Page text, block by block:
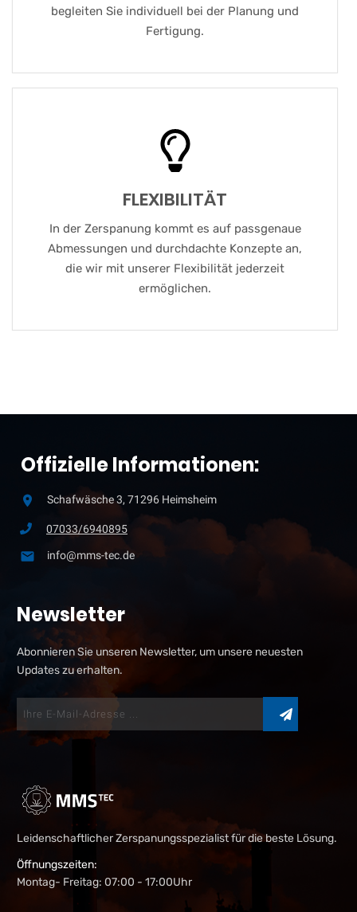
begleiten Sie individuell bei der Planung und
Fertigung.
FLEXIBILITÄT
In der Zerspanung kommt es auf passgenaue
Abmessungen und durchdachte Konzepte an,
die wir mit unserer Flexibilität jederzeit
ermöglichen.
Leidenschaftlicher Zerspanungsspezialist für die beste Lösung.
Öffnungszeiten:
Montag- Freitag: 07:00 - 17:00Uhr
Newsletter
Abonnieren Sie unseren Newsletter, um unsere neuesten
Updates zu erhalten.
Offizielle Informationen:
Schafwäsche 3, 71296 Heimsheim
07033/6940895
info@mms-tec.de